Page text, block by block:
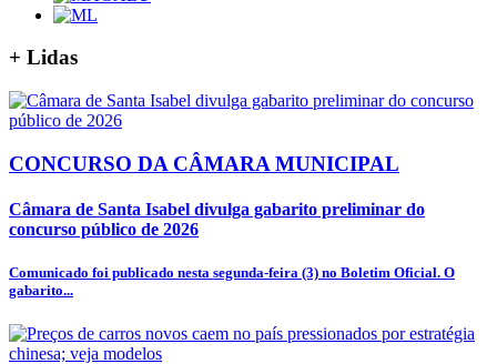
+ Lidas
CONCURSO DA CÂMARA MUNICIPAL
Câmara de Santa Isabel divulga gabarito preliminar do
concurso público de 2026
Comunicado foi publicado nesta segunda-feira (3) no Boletim Oficial. O
gabarito...